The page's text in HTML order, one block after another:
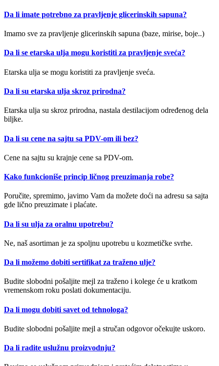
Da li imate potrebno za pravljenje glicerinskih sapuna?
Imamo sve za pravljenje glicerinskih sapuna (baze, mirise, boje..)
Da li se etarska ulja mogu koristiti za pravljenje sveća?
Etarska ulja se mogu koristiti za pravljenje sveća.
Da li su etarska ulja skroz prirodna?
Etarska ulja su skroz prirodna, nastala destilacijom određenog dela
biljke.
Da li su cene na sajtu sa PDV-om ili bez?
Cene na sajtu su krajnje cene sa PDV-om.
Kako funkcioniše princip ličnog preuzimanja robe?
Poručite, spremimo, javimo Vam da možete doći na adresu sa sajta
gde lično preuzimate i plaćate.
Da li su ulja za oralnu upotrebu?
Ne, naš asortiman je za spoljnu upotrebu u kozmetičke svrhe.
Da li možemo dobiti sertifikat za traženo ulje?
Budite slobodni pošaljite mejl za traženo i kolege će u kratkom
vremenskom roku poslati dokumentaciju.
Da li mogu dobiti savet od tehnologa?
Budite slobodni pošaljite mejl a stručan odgovor očekujte uskoro.
Da li radite uslužnu proizvodnju?